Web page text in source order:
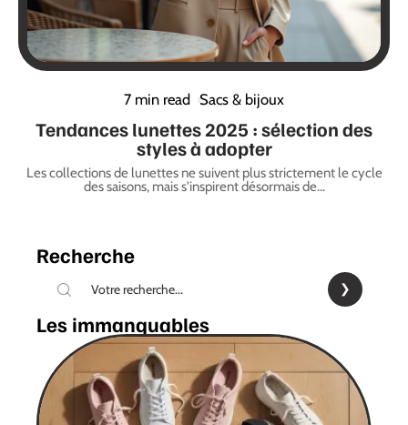
7 min read Sacs & bijoux
Tendances lunettes 2025 : sélection des
styles à adopter
Les collections de lunettes ne suivent plus strictement le cycle
des saisons, mais s'inspirent désormais de…
Recherche
Les immanquables